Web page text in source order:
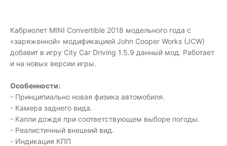
Кабриолет MINI Convertible 2018 модельного года с
«заряженной» модификацией John Cooper Works (JCW)
добавит в игру City Car Driving 1.5.9 данный мод. Работает
и на новых версии игры.
Особенности:
- Принципиально новая физика автомобиля.
- Камера заднего вида.
- Капли дождя при соответствующем выборе погоды.
- Реалистичный внешний вид.
- Индикация КПП